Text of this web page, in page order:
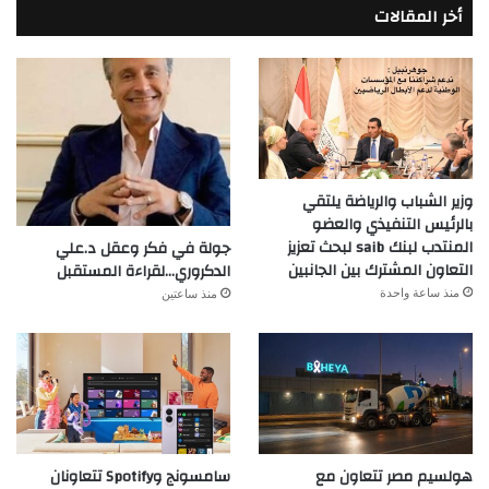
أخر المقالات
وزير الشباب والرياضة يلتقي
بالرئيس التنفيذي والعضو
المنتدب لبنك saib لبحث تعزيز
التعاون المشترك بين الجانبين
منذ ساعة واحدة
جولة في فكر وعقل د.علي
الدكروري…لقراءة المستقبل
منذ ساعتين
هولسيم مصر تتعاون مع
سامسونج وSpotify تتعاونان